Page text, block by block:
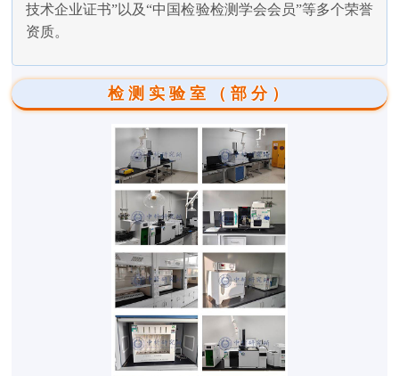
技术企业证书”以及“中国检验检测学会会员”等多个荣誉
资质。
检测实验室（部分）